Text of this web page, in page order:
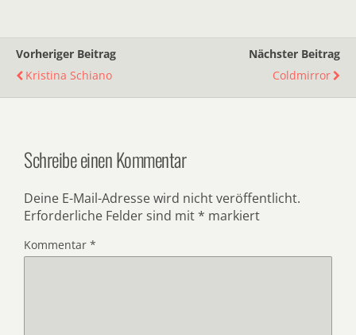
Vorheriger Beitrag
Kristina Schiano
Nächster Beitrag
Coldmirror
Schreibe einen Kommentar
Deine E-Mail-Adresse wird nicht veröffentlicht.
Erforderliche Felder sind mit * markiert
Kommentar *